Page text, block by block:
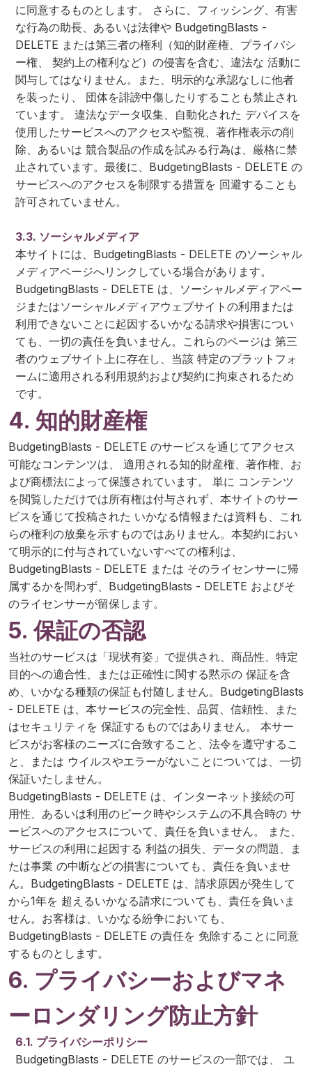
に同意するものとします。 さらに、フィッシング、有害
な行為の助長、あるいは法律や BudgetingBlasts -
DELETE または第三者の権利（知的財産権、プライバシ
ー権、 契約上の権利など）の侵害を含む、違法な 活動に
関与してはなりません。また、明示的な承認なしに他者
を装ったり、 団体を誹謗中傷したりすることも禁止され
ています。 違法なデータ収集、自動化された デバイスを
使用したサービスへのアクセスや監視、著作権表示の削
除、あるいは 競合製品の作成を試みる行為は、厳格に禁
止されています。最後に、BudgetingBlasts - DELETE の
サービスへのアクセスを制限する措置を 回避することも
許可されていません。
3.3. ソーシャルメディア
本サイトには、BudgetingBlasts - DELETE のソーシャル
メディアページへリンクしている場合があります。
BudgetingBlasts - DELETE は、ソーシャルメディアペー
ジまたはソーシャルメディアウェブサイトの利用または
利用できないことに起因するいかなる請求や損害につい
ても、一切の責任を負いません。これらのページは 第三
者のウェブサイト上に存在し、当該 特定のプラットフォ
ームに適用される利用規約および契約に拘束されるため
です。
4. 知的財産権
BudgetingBlasts - DELETE のサービスを通じてアクセス
可能なコンテンツは、 適用される知的財産権、著作権、お
よび商標法によって保護されています。 単に コンテンツ
を閲覧しただけでは所有権は付与されず、本サイトのサー
ビスを通じて投稿された いかなる情報または資料も、これ
らの権利の放棄を示すものではありません。本契約におい
て明示的に付与されていないすべての権利は、
BudgetingBlasts - DELETE または そのライセンサーに帰
属するかを問わず、BudgetingBlasts - DELETE およびそ
のライセンサーが留保します。
5. 保証の否認
当社のサービスは「現状有姿」で提供され、商品性、特定
目的への適合性、または正確性に関する黙示の 保証を含
め、いかなる種類の保証も付随しません。BudgetingBlasts
- DELETE は、本サービスの完全性、品質、信頼性、また
はセキュリティを 保証するものではありません。 本サー
ビスがお客様のニーズに合致すること、法令を遵守するこ
と、または ウイルスやエラーがないことについては、一切
保証いたしません。
BudgetingBlasts - DELETE は、インターネット接続の可
用性、あるいは利用のピーク時やシステムの不具合時の サ
ービスへのアクセスについて、責任を負いません。 また、
サービスの利用に起因する 利益の損失、データの問題、ま
たは事業 の中断などの損害についても、責任を負いませ
ん。BudgetingBlasts - DELETE は、請求原因が発生して
から1年を 超えるいかなる請求についても、責任を負いま
せん。お客様は、いかなる紛争においても、
BudgetingBlasts - DELETE の責任を 免除することに同意
するものとします。
6. プライバシーおよびマネ
ーロンダリング防止方針
6.1. プライバシーポリシー
BudgetingBlasts - DELETE のサービスの一部では、 ユ